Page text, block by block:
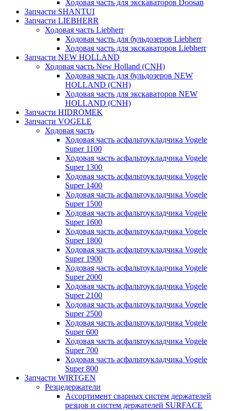
Ходовая часть для экскаваторов Doosan
Запчасти SHANTUI
Запчасти LIEBHERR
Ходовая часть Liebherr
Ходовая часть для бульдозеров Liebherr
Ходовая часть для экскаваторов Liebherr
Запчасти NEW HOLLAND
Ходовая часть New Holland (CNH)
Ходовая часть для бульдозеров NEW
HOLLAND (CNH)
Ходовая часть для экскаваторов NEW
HOLLAND (CNH)
Запчасти HIDROMEK
Запчасти VOGELE
Ходовая часть
Ходовая часть асфальтоукладчика Vogele
Super 1100
Ходовая часть асфальтоукладчика Vogele
Super 1300
Ходовая часть асфальтоукладчика Vogele
Super 1400
Ходовая часть асфальтоукладчика Vogele
Super 1500
Ходовая часть асфальтоукладчика Vogele
Super 1600
Ходовая часть асфальтоукладчика Vogele
Super 1800
Ходовая часть асфальтоукладчика Vogele
Super 1900
Ходовая часть асфальтоукладчика Vogele
Super 2000
Ходовая часть асфальтоукладчика Vogele
Super 2100
Ходовая часть асфальтоукладчика Vogele
Super 2500
Ходовая часть асфальтоукладчика Vogele
Super 600
Ходовая часть асфальтоукладчика Vogele
Super 700
Ходовая часть асфальтоукладчика Vogele
Super 800
Запчасти WIRTGEN
Резцедержатели
Ассортимент сварных систем держателей
резцов и систем держателей SURFACE